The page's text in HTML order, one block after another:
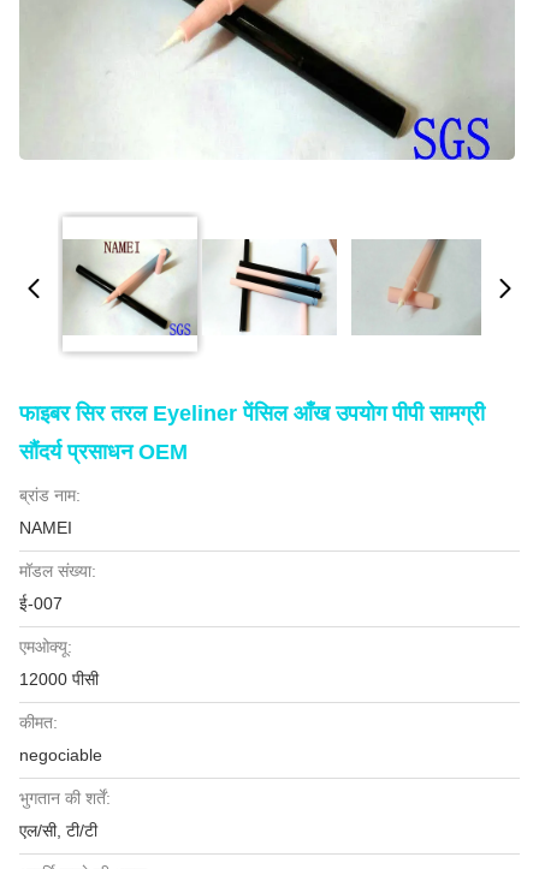
फाइबर सिर तरल Eyeliner पेंसिल आँख उपयोग पीपी सामग्री
सौंदर्य प्रसाधन OEM
ब्रांड नाम:
NAMEI
मॉडल संख्या:
ई-007
एमओक्यू:
12000 पीसी
कीमत:
negociable
भुगतान की शर्तें:
एल/सी, टी/टी